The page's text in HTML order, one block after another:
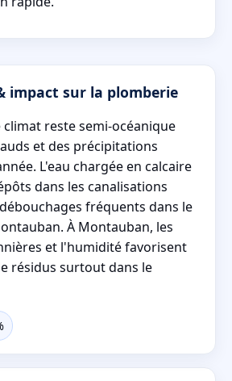
impact sur la plomberie
reste semi-océanique
et des précipitations
L'eau chargée en calcaire
dans les canalisations
fréquents dans le
À Montauban, les
et l'humidité favorisent
résidus surtout dans le